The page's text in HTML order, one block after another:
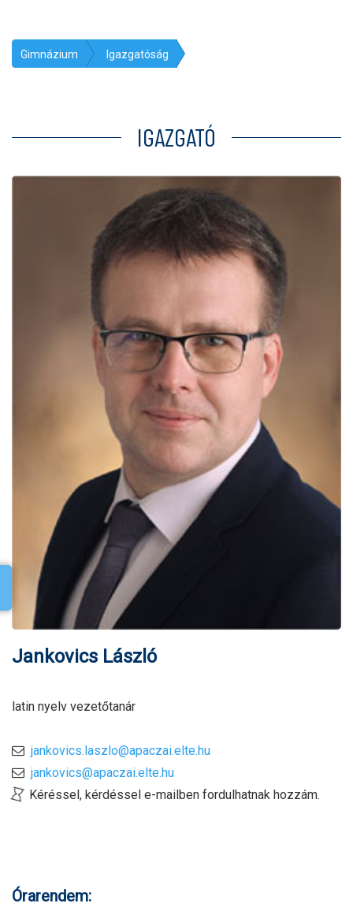
Gimnázium Igazgatóság
IGAZGATÓ
Jankovics László
latin nyelv vezetőtanár
jankovics.laszlo@apaczai.elte.hu
jankovics@apaczai.elte.hu
Kéréssel, kérdéssel e-mailben fordulhatnak hozzám.
Órarendem: